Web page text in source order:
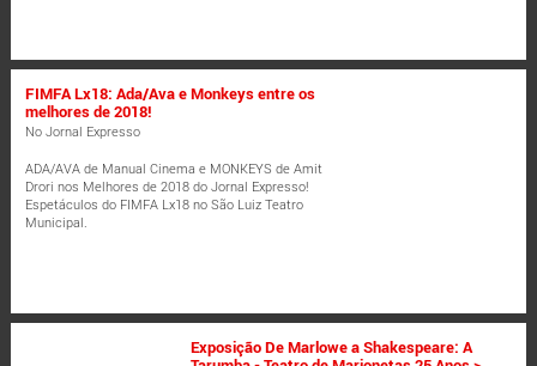
FIMFA Lx18: Ada/Ava e Monkeys entre os
melhores de 2018!
No Jornal Expresso
ADA/AVA de Manual Cinema e MONKEYS de Amit
Drori nos Melhores de 2018 do Jornal Expresso!
Espetáculos do FIMFA Lx18 no São Luiz Teatro
Municipal.
Exposição De Marlowe a Shakespeare: A